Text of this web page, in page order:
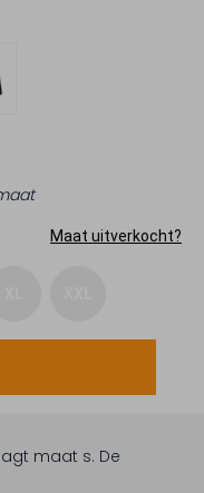
Maat uitverkocht?
maat s. De